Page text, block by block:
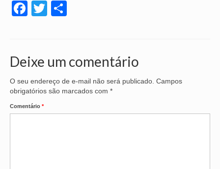
Convenções e Acordos
Vídeos
Contato
Facebook
Twitter
Deixe um comentário
O seu endereço de e-mail não será publicado. Campos
obrigatórios são marcados com *
Comentário *